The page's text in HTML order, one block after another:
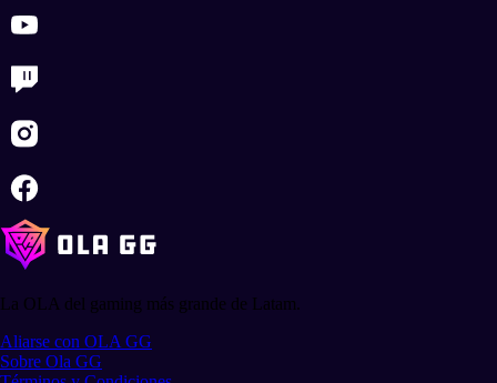
La OLA del gaming más grande de Latam.
Aliarse con OLA GG
Sobre Ola GG